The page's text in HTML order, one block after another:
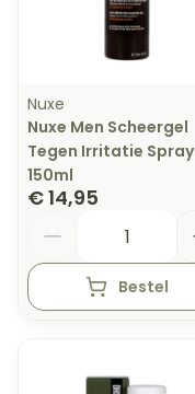
Nuxe
Nuxe Men Scheergel
Tegen Irritatie Spray
150ml
€ 14,95
Bestel